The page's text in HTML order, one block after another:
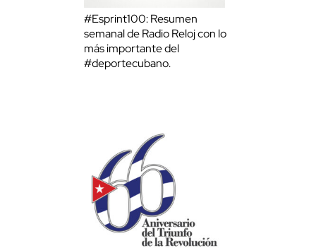
#Esprint100: Resumen
semanal de Radio Reloj con lo
más importante del
#deportecubano.